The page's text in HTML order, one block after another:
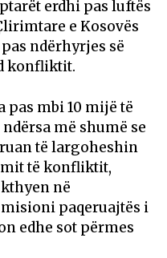
erdhi pas luftës
e Kosovës
ndërhyrjes së
konfliktit.
pas mbi 10 mijë të
më shumë se
të largoheshin
të konfliktit,
në
paqeruajtës i
edhe sot përmes